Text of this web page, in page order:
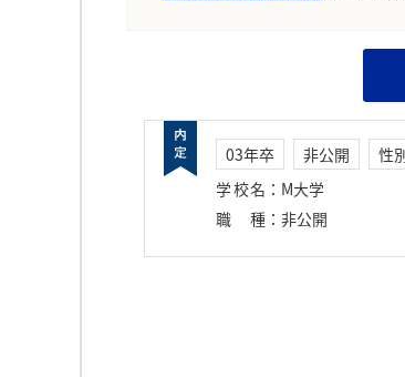
03年卒 非公開
性
学校名 ： M大学
職種 ： 非公開